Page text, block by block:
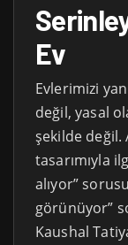
Ev
Evlerimizi
değil, yasal
şekilde değil.
tasarımıyla
alıyor”
görünüyor”
Kaushal